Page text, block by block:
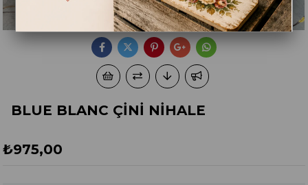
BLUE BLANC ÇİNİ NİHALE
₺975,00